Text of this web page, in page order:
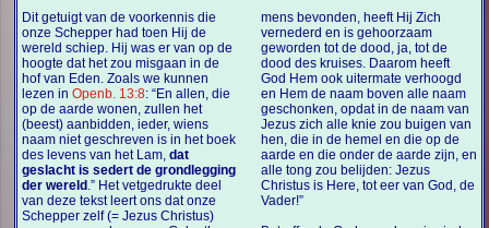
Dit getuigt van de voorkennis die
onze Schepper had toen Hij de
wereld schiep. Hij was er van op de
hoogte dat het zou misgaan in de
hof van Eden. Zoals we kunnen
lezen inOpenb. 13:8: “En allen, die
op de aarde wonen, zullen het
(beest) aanbidden, ieder, wiens
naam niet geschreven is in het boek
des levens van het Lam,dat
geslacht is sedert de grondlegging
der wereld.” Het vetgedrukte deel
van deze tekst leert ons dat onze
Schepper zelf (= Jezus Christus)
mens bevonden, heeft Hij Zich
vernederd en is gehoorzaam
geworden tot de dood, ja, tot de
dood des kruises. Daarom heeft
God Hem ook uitermate verhoogd
en Hem de naam boven alle naam
geschonken, opdat in de naam van
Jezus zich alle knie zou buigen van
hen, die in de hemel en die op de
aarde en die onder de aarde zijn, en
alle tong zou belijden: Jezus
Christus is Here, tot eer van God, de
Vader!”